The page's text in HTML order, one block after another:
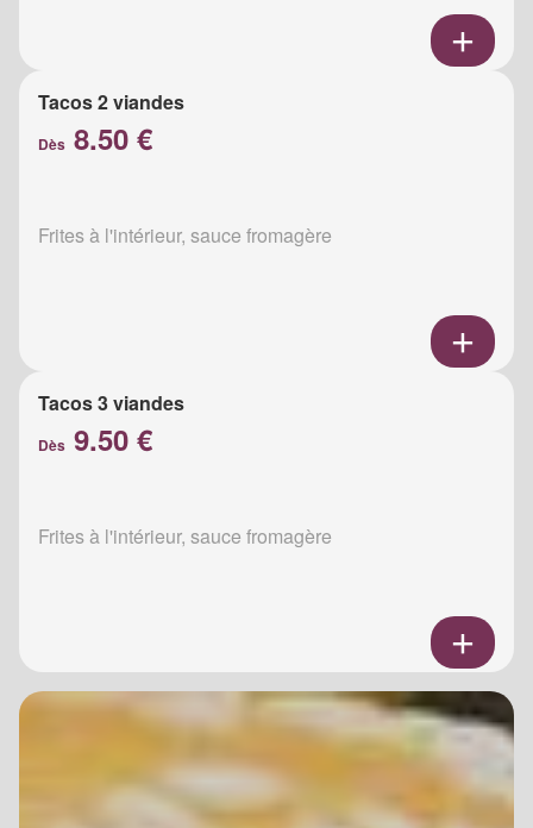
Tacos 2 viandes
Dès 8.50 €
Frites à l'intérieur, sauce fromagère
Tacos 3 viandes
Dès 9.50 €
Frites à l'intérieur, sauce fromagère